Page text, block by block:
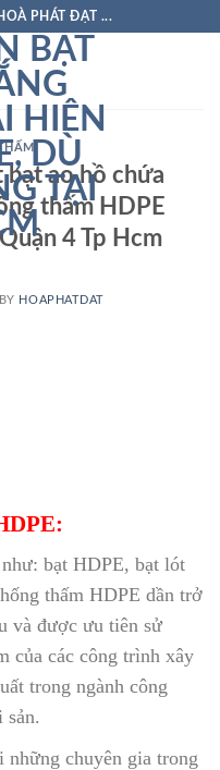
PHÁT ĐẠT ...
bạt ao hồ chứa
thấm HDPE
4 Tp Hcm
BY HOAPHATDAT
bạt HDPE, bạt lót
thấm HDPE dần trở
và được ưu tiên sử
của các công trình xây
trong ngành công
sản.
chuyên gia trong